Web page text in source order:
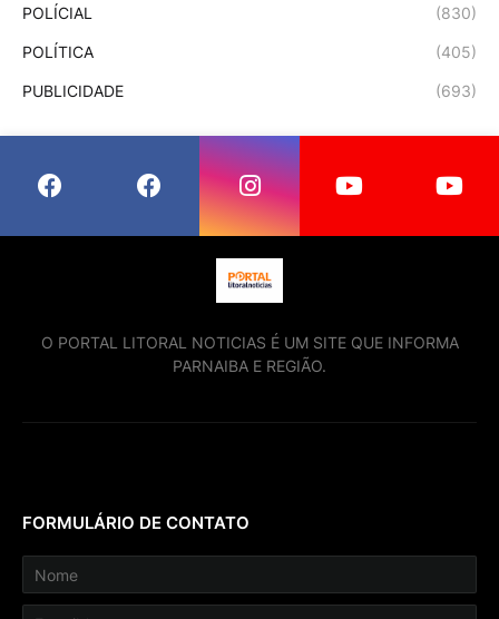
POLÍCIAL (830)
POLÍTICA (405)
PUBLICIDADE (693)
O PORTAL LITORAL NOTICIAS É UM SITE QUE INFORMA
PARNAIBA E REGIÃO.
FORMULÁRIO DE CONTATO